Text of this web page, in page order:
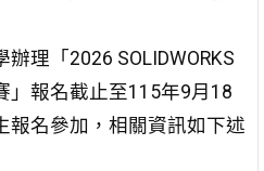
理「2026 SOLIDWORKS
」報名截止至115年9月18
報名參加，相關資訊如下述